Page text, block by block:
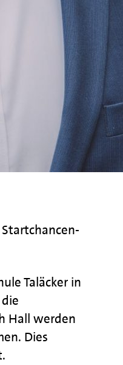
Taläcker in
Hall werden
Dies